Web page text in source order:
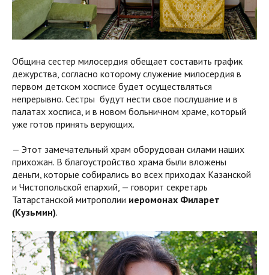
Община сестер милосердия обещает составить график
дежурства, согласно которому служение милосердия в
первом детском хосписе будет осуществляться
непрерывно. Сестры будут нести свое послушание и в
палатах хосписа, и в новом больничном храме, который
уже готов принять верующих.
— Этот замечательный храм оборудован силами наших
прихожан. В благоустройство храма были вложены
деньги, которые собирались во всех приходах Казанской
и Чистопольской епархий, — говорит секретарь
Татарстанской митрополии иеромонах Филарет
(Кузьмин).